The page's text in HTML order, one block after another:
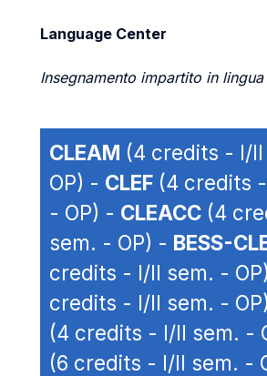
Language Center
Insegnamento impartito in
CLEAM (4 credits - I/
OP) - CLEF (4 credits
- OP) - CLEACC (4
sem. - OP) - BESS-
credits - I/II sem. -
credits - I/II sem. -
(4 credits - I/II sem. -
(6 credits - I/II sem. -